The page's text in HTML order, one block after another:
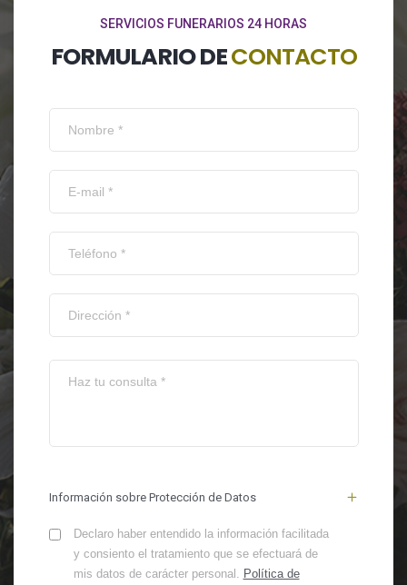
SERVICIOS FUNERARIOS 24 HORAS
FORMULARIO DECONTACTO
Información sobre Protección de Datos
Declaro haber entendido la información facilitada
y consiento el tratamiento que se efectuará de
mis datos de carácter personal. Política de